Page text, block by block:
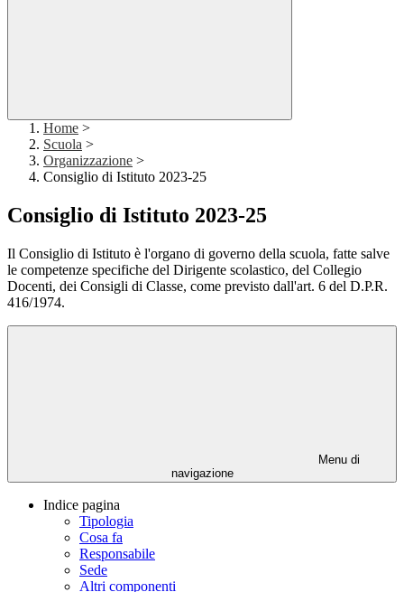
Home >
Scuola >
Organizzazione >
Consiglio di Istituto 2023-25
Consiglio di Istituto 2023-25
Il Consiglio di Istituto è l'organo di governo della scuola, fatte salve
le competenze specifiche del Dirigente scolastico, del Collegio
Docenti, dei Consigli di Classe, come previsto dall'art. 6 del D.P.R.
416/1974.
Menu di
navigazione
Indice pagina
Tipologia
Cosa fa
Responsabile
Sede
Altri componenti